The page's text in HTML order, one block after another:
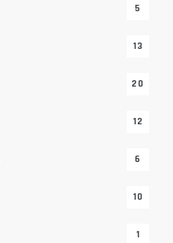
5
13
20
12
6
10
1